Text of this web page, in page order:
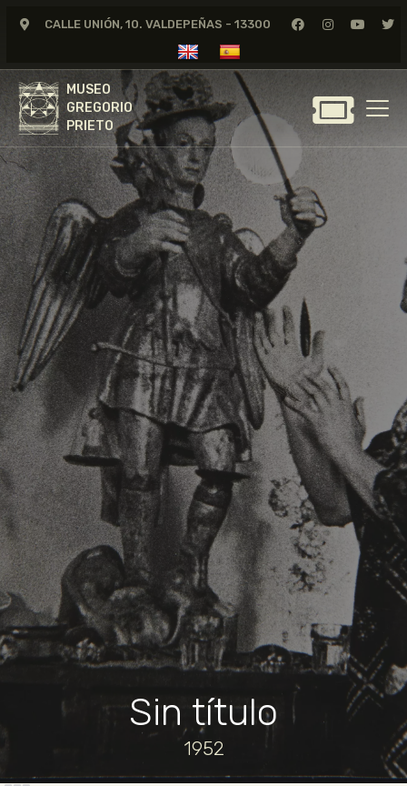
CALLE UNIÓN, 10. VALDEPEÑAS - 13300
MUSEO
GREGORIO
PRIETO
MUSEO
GREGORIO
PRIETO
GREGORIO PRIETO
MUSEO
ARCHIVO
CERTAMEN DE DIBUJO
FUNDACIÓN
TIENDA
NOTICIAS
Sin título
1952